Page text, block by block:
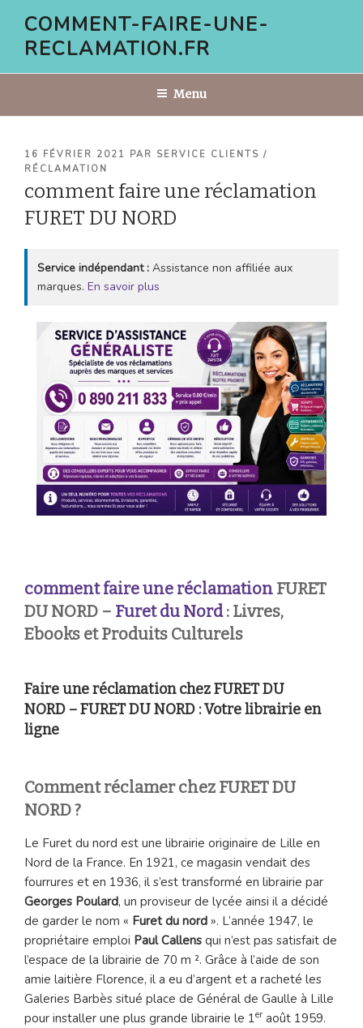
contenu
COMMENT-FAIRE-UNE-
RECLAMATION.FR
Menu
PUBLIÉ
LE
16 FÉVRIER 2021 PAR SERVICE CLIENTS /
RÉCLAMATION
comment faire une réclamation
FURET DU NORD
Service indépendant : Assistance non affiliée aux
marques. En savoir plus
comment faire une réclamation FURET
DU NORD – Furet du Nord: Livres,
Ebooks et Produits Culturels
Faire une réclamation chez FURET DU
NORD – FURET DU NORD : Votre librairie en
ligne
Comment réclamer chez FURET DU
NORD ?
Le Furet du nord est une librairie originaire de Lille en
Nord de la France. En 1921, ce magasin vendait des
fourrures et en 1936, il s’est transformé en librairie par
Georges Poulard, un proviseur de lycée ainsi il a décidé
de garder le nom « Furet du nord ». L’année 1947, le
propriétaire emploi Paul Callens qui n’est pas satisfait de
l’espace de la librairie de 70 m ². Grâce à l’aide de son
amie laitière Florence, il a eu d’argent et a racheté les
Galeries Barbès situé place de Général de Gaulle à Lille
pour installer une plus grande librairie le 1er août 1959.